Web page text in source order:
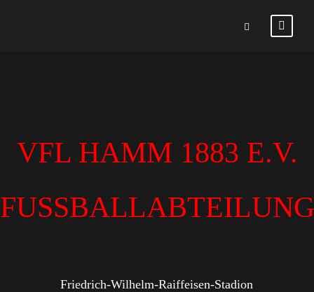
VFL HAMM 1883 E.V.
FUSSBALLABTEILUNG
Friedrich-Wilhelm-Raiffeisen-Stadion